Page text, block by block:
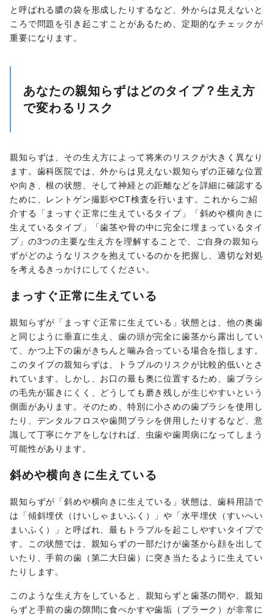
と呼ばれる膿の袋を形成したりするなど、外からは見えないと
ころで問題を引き起こすことがあるため、定期的なチェックが
重要になります。
あなたの親知らずはどのタイプ？生え方
で変わるリスク
親知らずは、その生え方によって将来のリスクが大きく異なり
ます。歯科医院では、外からは見えない親知らずの正確な位置
や向き、根の状態、そして神経との距離などを詳細に確認する
ために、レントゲン撮影やCT検査を行います。これからご紹
介する「まっすぐ正常に生えているタイプ」「斜めや横向きに
生えているタイプ」「歯茎や骨の中に完全に埋まっているタイ
プ」の3つの主要な生え方を理解することで、ご自身の親知ら
ずがどのようなリスクを抱えているのかを把握し、適切な対処
を考えるきっかけにしてください。
まっすぐ正常に生えている
親知らずが「まっすぐ正常に生えている」状態とは、他の奥歯
と同じように垂直に生え、歯の頭が完全に歯茎から露出してい
て、かつ上下の歯がきちんと噛み合っている場合を指します。
このタイプの親知らずは、トラブルのリスクが比較的低いとさ
れています。しかし、お口の最も奥に位置するため、歯ブラシ
の毛先が届きにくく、どうしても磨き残しが生じやすいという
側面があります。そのため、特別に小さめの歯ブラシを使用し
たり、デンタルフロスや歯間ブラシを併用したりするなど、意
識して丁寧にケアをしなければ、虫歯や歯周病になってしまう
可能性があります。
斜めや横向きに生えている
親知らずが「斜めや横向きに生えている」状態は、歯科用語で
は「傾斜埋伏（けいしゃまいふく）」や「水平埋伏（すいへい
まいふく）」と呼ばれ、最もトラブルを起こしやすいタイプで
す。この状態では、親知らずの一部だけが歯茎から顔を出して
いたり、手前の歯（第二大臼歯）に突き当たるように生えてい
たりします。
このような生え方をしていると、親知らずと歯茎の間や、親知
らずと手前の歯の隙間に食べかすや歯垢（プラーク）が非常に